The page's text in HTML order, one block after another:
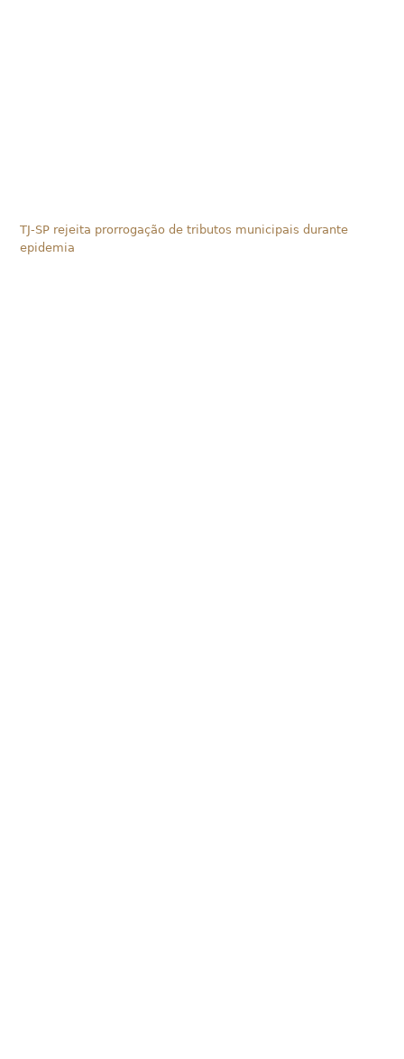
TJ-SP rejeita prorrogação de tributos municipais durante
epidemia